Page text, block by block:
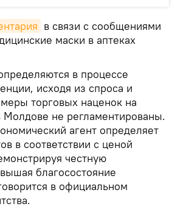
в связи с сообщениями
маски в аптеках
в процессе
исходя из спроса и
торговых наценок на
не регламентированы.
агент определяет
в соответствии с ценой
честную
благосостояние
в официальном